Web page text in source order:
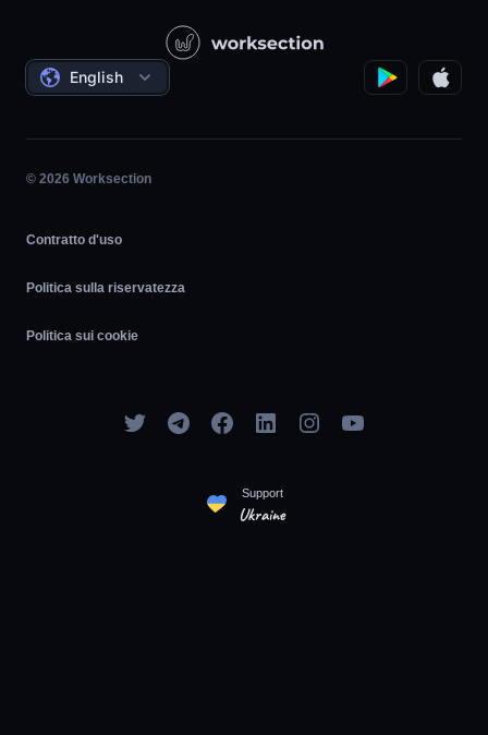
Progetti governativi/sociali
Gestione del progetto
Lavoro orario
Agile
Accordi
English
© 2026 Worksection
Contratto d'uso
Politica sulla riservatezza
Politica sui cookie
Support
Ukraine